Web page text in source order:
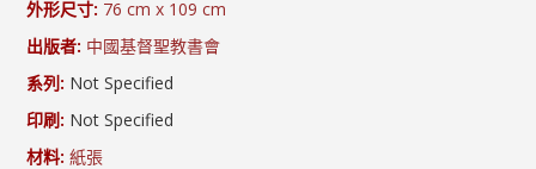
外形尺寸: 76 cm x 109 cm
出版者: 中國基督聖教書會
系列: Not Specified
印刷: Not Specified
材料: 紙張